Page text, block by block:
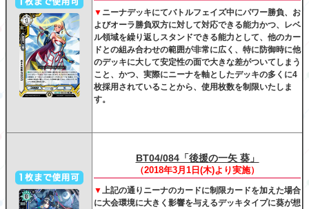
▼ ニーナデッキにてバトルフェイズ中にパワー勝負、お
よびオーラ勝負双方に対して対応できる能力かつ、レベ
ル領域を繰り返しスタンドできる能力として、他のカー
ドとの組み合わせの範囲が非常に広く、特に防御時に他
のデッキに大して安定性の面で大きな差がついてしまう
こと、かつ、実際にニーナを軸としたデッキの多くに4
枚採用されていることから、使用枚数を制限いたしま
す。
BT04/084「後援の一矢 葵」
（2018年3月1日(木)より実施）
▼ 上記の通りニーナのカードに制限カードを加えた場合
に大会環境に大きく影響を与えるデッキタイプに葵が想